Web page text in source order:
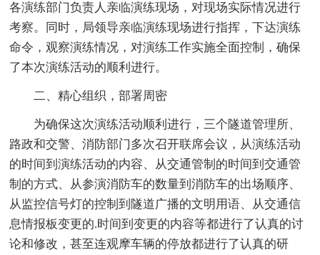
各演练部门负责人亲临演练现场，对现场实际情况进行
考察。同时，局领导亲临演练现场进行指挥，下达演练
命令，观察演练情况，对演练工作实施全面控制，确保
了本次演练活动的顺利进行。
二、精心组织，部署周密
为确保这次演练活动顺利进行，三个隧道管理所、
路政和交警、消防部门多次召开联席会议，从演练活动
的时间到演练活动的内容、从交通管制的时间到交通管
制的方式、从参演消防车的数量到消防车的出场顺序、
从监控信号灯的控制到隧道广播的文明用语、从交通信
息情报板变更的.时间到变更的内容等都进行了认真的讨
论和修改，甚至连观摩车辆的停放都进行了认真的研